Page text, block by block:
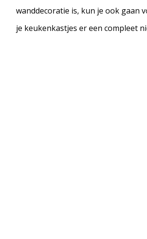
wanddecoratie is, kun je ook gaan
je keukenkastjes er een compleet